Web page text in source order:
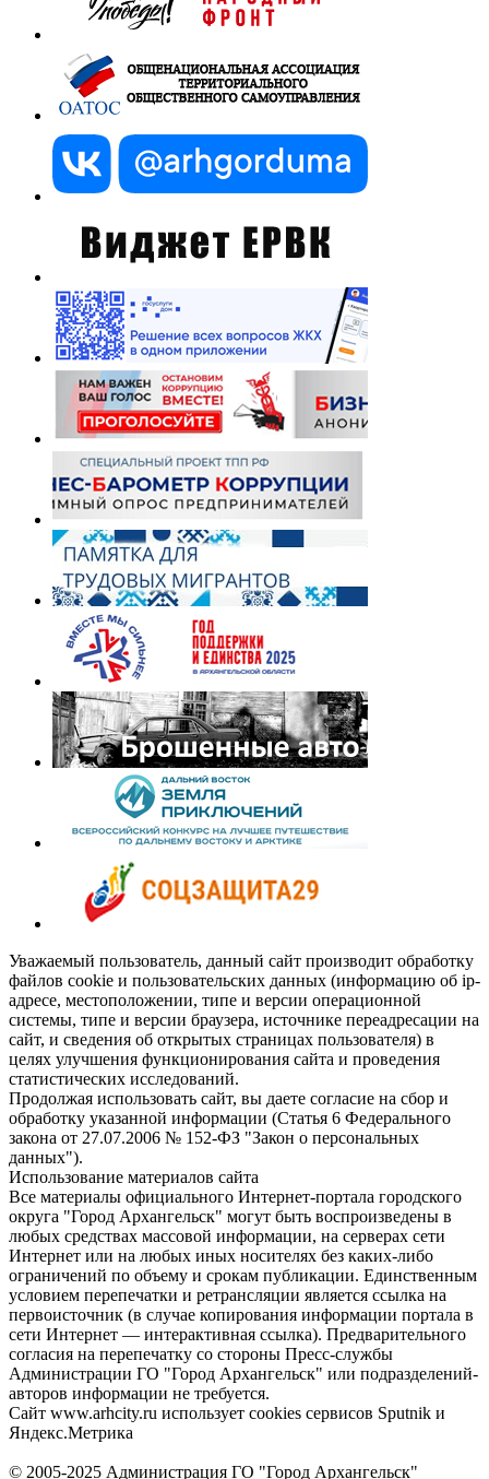
Уважаемый пользователь, данный сайт производит обработку
файлов cookie и пользовательских данных (информацию об ip-
адресе, местоположении, типе и версии операционной
системы, типе и версии браузера, источнике переадресации на
сайт, и сведения об открытых страницах пользователя) в
целях улучшения функционирования сайта и проведения
статистических исследований.
Продолжая использовать сайт, вы даете согласие на сбор и
обработку указанной информации (Статья 6 Федерального
закона от 27.07.2006 № 152-ФЗ "Закон о персональных
данных").
Использование материалов сайта
Все материалы официального Интернет-портала городского
округа "Город Архангельск" могут быть воспроизведены в
любых средствах массовой информации, на серверах сети
Интернет или на любых иных носителях без каких-либо
ограничений по объему и срокам публикации. Единственным
условием перепечатки и ретрансляции является ссылка на
первоисточник (в случае копирования информации портала в
сети Интернет — интерактивная ссылка). Предварительного
согласия на перепечатку со стороны Пресс-службы
Администрации ГО "Город Архангельск" или подразделений-
авторов информации не требуется.
Сайт www.arhcity.ru использует cookies сервисов Sputnik и
Яндекс.Метрика
© 2005-2025 Администрация ГО "Город Архангельск"